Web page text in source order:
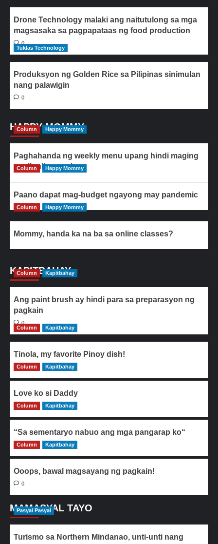
Drone Technology malaki ang naitutulong sa mga
magsasaka sa pagpapataas ng food production
0
Tuklas Technology
Produksyon ng Golden Rice sa Pilipinas sinimulan
nang palawigin
0
HAPPY MOMMY
Column Happy Mommy
Paghahanda ng weekly menu upang hindi maging
paulit-ulit ang ulam
Column Happy Mommy
Paano dapat mag-budget ngayong may pandemic
Column Happy Mommy
Mommy, handa ka na ba sa online classes?
KAPITBAHAY
Column Kapitbahay
Ang paint brush ay hindi para sa preparasyon ng
pagkain
0
Column
Kapitbahay
Tinola, my favorite Pinoy dish!
0
Column Kapitbahay
Love ko si Daddy
0
Column Kapitbahay
“Sa sementaryo nabuo ang mga pangarap ko“
0
Column Kapitbahay
Ooops, bawal magsayang ng pagkain!
0
MAMASYAL TAYO
Pasyal Pasyal
Turismo sa Northern Mindanao, unti-unti nang